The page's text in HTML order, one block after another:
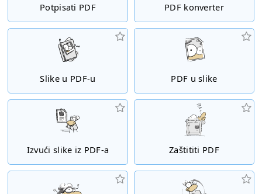
Potpisati PDF PDF konverter
Slike u PDF-u PDF u slike
Izvući slike iz PDF-a Zaštititi PDF